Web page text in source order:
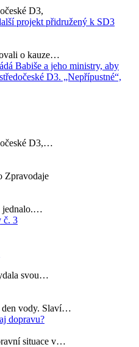
D3,
projekt přidružený k SD3
o kauze…
Babiše a jeho ministry, aby
D3. „Nepřípustné“,
D3,…
Zpravodaje
jednalo.…
č. 3
svou…
den vody. Slaví…
dopravu?
situace v…